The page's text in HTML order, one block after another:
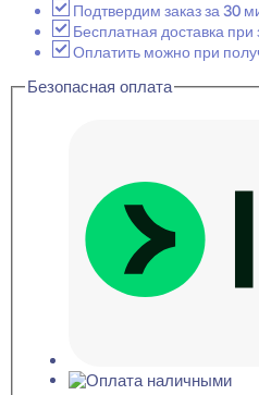
Красное
дерево
Багет
Подтвердим заказ за 30
Бесплатная доставка при
Оплатить можно при
Безопасная оплата